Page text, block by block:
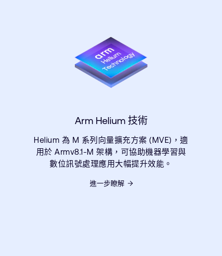
Arm Helium 技術
Helium 為 M 系列向量擴充方案 (MVE)，適
用於 Armv8.1-M 架構，可協助機器學習與
數位訊號處理應用大幅提升效能。
進一步瞭解